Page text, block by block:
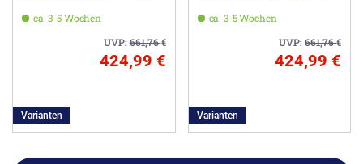
Cube
ca. 3-5 Wochen
UVP:661,76€
424,99 €
Varianten
Cube
ca. 3-5 Wochen
UVP:661,76€
424,99 €
Varianten